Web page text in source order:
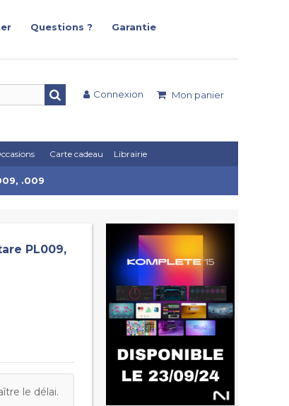
Questions ?
Garantie
Mon panier
Connexion
Carte cadeau Librairie
.009
PL009,
le délai.